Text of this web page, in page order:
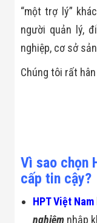
“một trợ lý”
người quản lý,
nghiệp, cơ sở
Chúng tôi rất
Vì sao chọn
cấp tin cậy?
HPT Việt Nam
nghiệm nhập